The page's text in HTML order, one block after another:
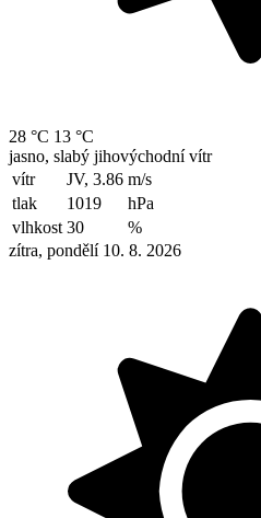
28 °C 13 °C
jasno, slabý jihovýchodní vítr
vítr
JV, 3.86 m/s
tlak
1019
hPa
vlhkost 30
%
zítra, pondělí 10. 8. 2026